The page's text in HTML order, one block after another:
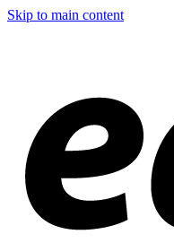
Skip to main content